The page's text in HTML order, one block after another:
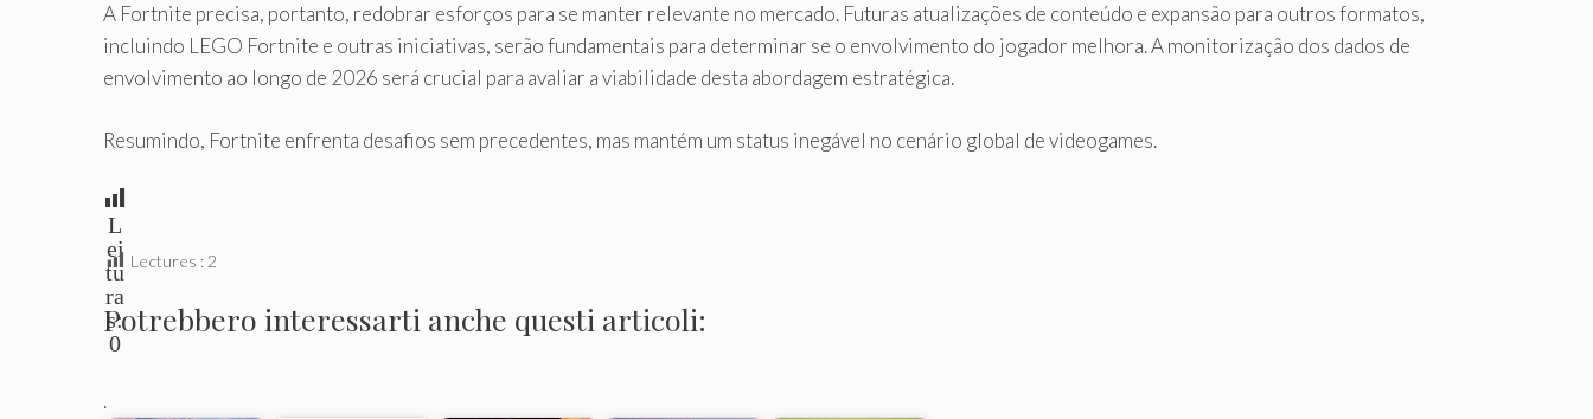
A Fortnite precisa, portanto, redobrar esforços para se manter relevante no mercado. Futuras atualizações de conteúdo e expansão para outros formatos,
incluindo LEGO Fortnite e outras iniciativas, serão fundamentais para determinar se o envolvimento do jogador melhora. A monitorização dos dados de
envolvimento ao longo de 2026 será crucial para avaliar a viabilidade desta abordagem estratégica.
Resumindo, Fortnite enfrenta desafios sem precedentes, mas mantém um status inegável no cenário global de videogames.
L
ei
tu
ra
s:
0
Lectures : 2
Potrebbero interessarti anche questi articoli:
.